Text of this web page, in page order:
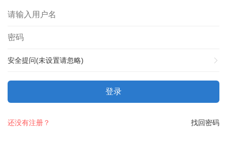
安全提问(未设置请忽略)
登录
找回密码
还没有注册？